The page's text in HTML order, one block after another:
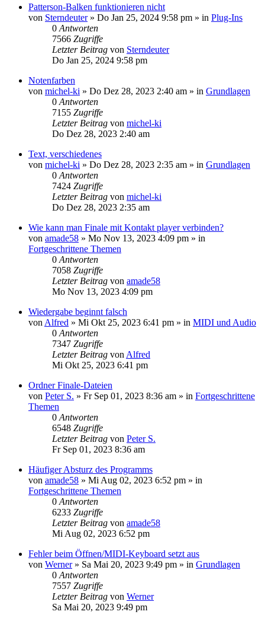
Patterson-Balken funktionieren nicht
von Sterndeuter» Do Jan 25, 2024 9:58 pm » in Plug-Ins
0 Antworten
7566 Zugriffe
Letzter Beitrag von Sterndeuter
Do Jan 25, 2024 9:58 pm
Notenfarben
von michel-ki » Do Dez 28, 2023 2:40 am » in Grundlagen
0 Antworten
7155 Zugriffe
Letzter Beitrag von michel-ki
Do Dez 28, 2023 2:40 am
Text, verschiedenes
von michel-ki » Do Dez 28, 2023 2:35 am » in Grundlagen
0 Antworten
7424 Zugriffe
Letzter Beitrag von michel-ki
Do Dez 28, 2023 2:35 am
Wie kann man Finale mit Kontakt player verbinden?
von amade58 » Mo Nov 13, 2023 4:09 pm » in
Fortgeschrittene Themen
0 Antworten
7058 Zugriffe
Letzter Beitrag von amade58
Mo Nov 13, 2023 4:09 pm
Wiedergabe beginnt falsch
von Alfred » Mi Okt 25, 2023 6:41 pm » in MIDI und Audio
0 Antworten
7347 Zugriffe
Letzter Beitrag von Alfred
Mi Okt 25, 2023 6:41 pm
Ordner Finale-Dateien
von Peter S. » Fr Sep 01, 2023 8:36 am » in Fortgeschrittene
Themen
0 Antworten
6548 Zugriffe
Letzter Beitrag von Peter S.
Fr Sep 01, 2023 8:36 am
Häufiger Absturz des Programms
von amade58 » Mi Aug 02, 2023 6:52 pm » in
Fortgeschrittene Themen
0 Antworten
6233 Zugriffe
Letzter Beitrag von amade58
Mi Aug 02, 2023 6:52 pm
Fehler beim Öffnen/MIDI-Keyboard setzt aus
von Werner» Sa Mai 20, 2023 9:49 pm » in Grundlagen
0 Antworten
7557 Zugriffe
Letzter Beitrag von Werner
Sa Mai 20, 2023 9:49 pm